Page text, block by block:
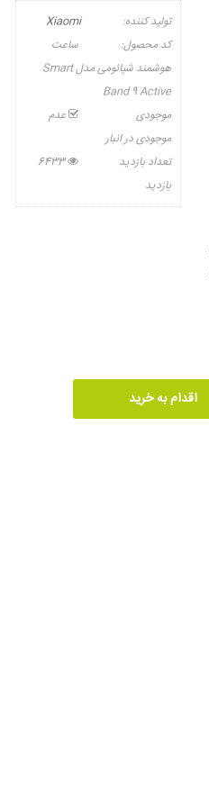
تولید کننده:
Xiaomi
کد محصول:
ساعت
هوشمند شیائومی مدل Smart
Band 9 Active
موجودی
عدم
موجودی در انبار
تعداد بازدید
6433
بازدید